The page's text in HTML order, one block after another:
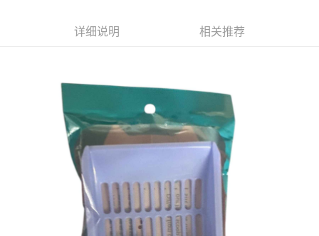
請留意繳費期限為 14 天。唯有下載 AFTEE App 成為 AFTEE 會員者方能享
有最長 45 天內付款之服務。
夠在期限內收到商品(例如:預購商品或預計到貨時間較長者)。因此無論收到
商品與否，仍需要請您在AFTEE規定的時間內完成繳費。
二、付款限制
1. 初次使用 AFTEE 時，將依認證結果及本公司審查結果，核予每個人不同
2. 結帳金額須大於NT$30
3. 目前僅支援台灣會員
「AFTEE先享後付」(下稱本服務)乃由恩沛科技股份有限公司(下稱 AFTEE )
所提供，並由 AFTEE 向您收取款項。因使用本服務所須提供之個人資料(包
每笔NT$60，满NT$599(含以上)免运费
付款後7-11取貨
每笔NT$60，满NT$599(含以上)免运费
每笔NT$120，满NT$899(含以上)免运费
详细说明 相关推荐